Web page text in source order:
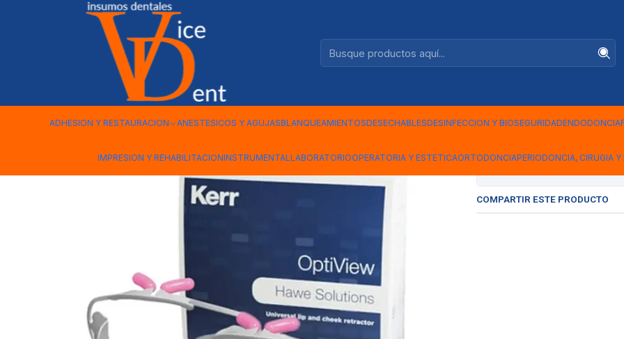
ADHESION Y RESTAURACION ANESTESICOS Y AGUJASBLANQUEAMIENTOSDESECHABLESDESINFECCION Y BIOSEGURIDADENDODONCIA
IMPRESION Y REHABILITACIONINSTRUMENTALLABORATORIOOPERATORIA Y ESTETICAORTODONCIAPERIODONCIA, CIRUGIA Y
SEPARADOR LABIOS KIT OPTIVIEW 2 UNDS ESTANDAR
OPTIVIEW
COMPARTIR ESTE PRODUCTO